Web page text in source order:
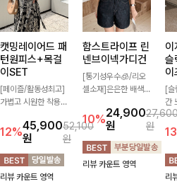
캣밍레이어드 패
턴원피스+목걸
이SET
[페이즐/활동성최고]
가볍고 시원한 착용감
없이 즐기기 좋은 라
운드 니트 🤍 베이직
한 디자인으로 다양한
하의와 손쉽게 매치되
어 데일리하게 활용하
12%45,900
원
52,100
원
리뷰 카운트 영역
함스트라이프 린
넨브이넥가디건
[통기성우수🧊/리오
셀소재]은은한 배색
캐주얼하면서도 산뜻
한 무드 살려주는 니
트 가디건 💛 브이넥
라인에 슬림하게 떨어
지는 핏 더해져 단독
10%24,900
원
원
리뷰 카운트 영역
이
슬
이
[슬
간
신
은
카
라
뜻
리